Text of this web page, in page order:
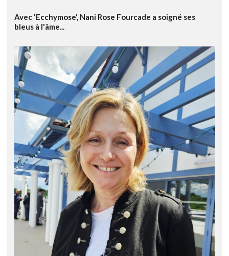
Avec 'Ecchymose', Nani Rose Fourcade a soigné ses
bleus à l'âme...